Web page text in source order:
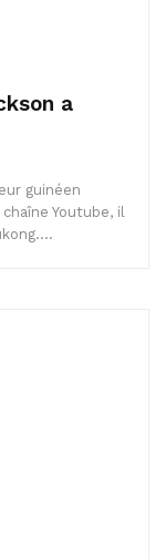
a
guinéen
Youtube, il